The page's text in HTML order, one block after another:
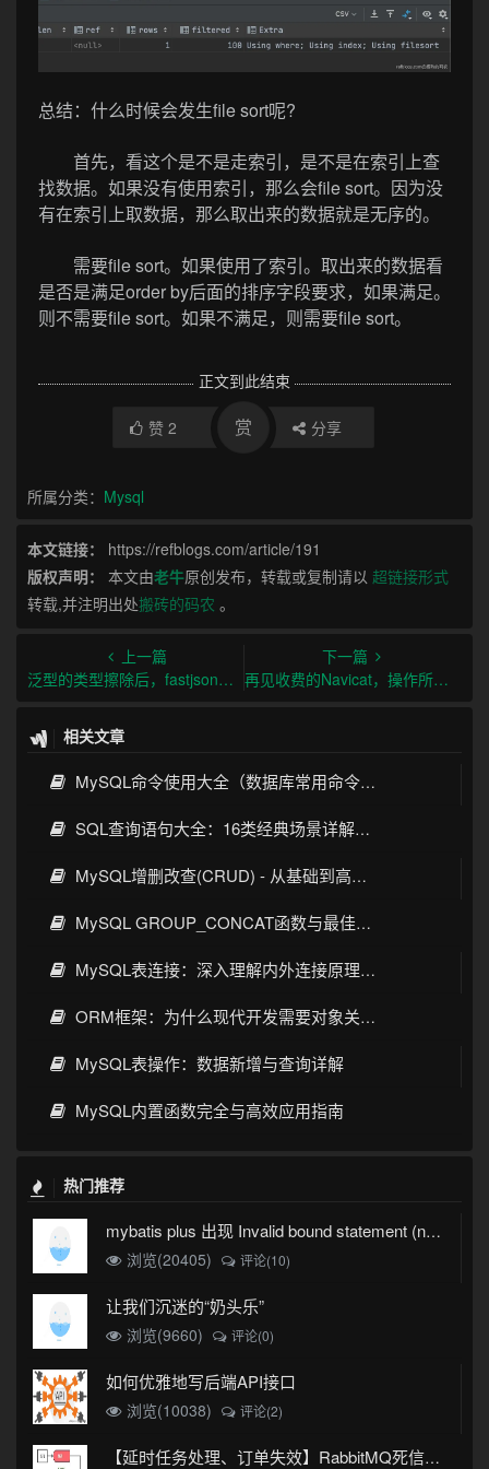
总结：什么时候会发生file sort呢?
首先，看这个是不是走索引，是不是在索引上查
找数据。如果没有使用索引，那么会file sort。因为没
有在索引上取数据，那么取出来的数据就是无序的。
需要file sort。如果使用了索引。取出来的数据看
是否是满足order by后面的排序字段要求，如果满足。
则不需要file sort。如果不满足，则需要file sort。
正文到此结束
赞 2 赏 分享
所属分类： Mysql
本文链接：
https://refblogs.com/article/191
版权声明：
本文由老牛原创发布，转载或复制请以 超链接形式
转载,并注明出处搬砖的码农 。
上一篇
泛型的类型擦除后，fastjson反序列化时如何还原？
下一篇
再见收费的Navicat，操作所有数据库就靠它了
相关文章
MySQL命令使用大全（数据库常用命令详解）
SQL查询语句大全：16类经典场景详解与性能优化指南
MySQL增删改查(CRUD) - 从基础到高阶优化
MySQL GROUP_CONCAT函数与最佳实践
MySQL表连接：深入理解内外连接原理与实践
ORM框架：为什么现代开发需要对象关系映射？
MySQL表操作：数据新增与查询详解
MySQL内置函数完全与高效应用指南
热门推荐
mybatis plus 出现 Invalid bound statement (not found)
浏览(20405)
评论(10)
让我们沉迷的“奶头乐”
浏览(9660) 评论(0)
如何优雅地写后端API接口
浏览(10038) 评论(2)
【延时任务处理、订单失效】RabbitMQ死信队列实现